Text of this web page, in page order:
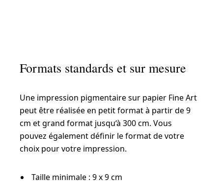
Formats standards et sur mesure
Une impression pigmentaire sur papier Fine Art
peut être réalisée en petit format à partir de 9
cm et grand format jusqu‘à 300 cm. Vous
pouvez également définir le format de votre
choix pour votre impression.
Taille minimale : 9 x 9 cm